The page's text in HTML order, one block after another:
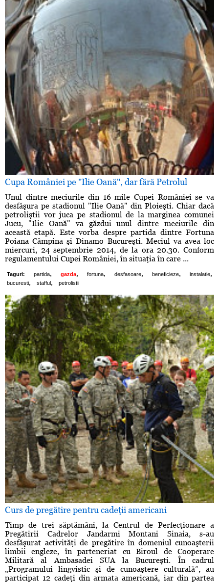
Cupa României pe "Ilie Oană", dar fără Petrolul
Unul dintre meciurile din 16 mile Cupei României se va
desfăşura pe stadionul "Ilie Oană" din Ploieşti. Chiar dacă
petroliştii vor juca pe stadionul de la marginea comunei
Jucu, "Ilie Oană" va găzdui unul dintre meciurile din
această etapă. Este vorba despre partida dintre Fortuna
Poiana Câmpina şi Dinamo Bucureşti. Meciul va avea loc
miercuri, 24 septembrie 2014, de la ora 20.30. Conform
regulamentului Cupei României, în situaţia în care ...
Taguri: partida, gazda, fortuna, desfasoare, beneficieze, instalatie,
bucuresti, stafful , petrolistii
Curs de pregătire pentru cadeţii americani
Timp de trei săptămâni, la Centrul de Perfecţionare a
Pregătirii Cadrelor Jandarmi Montani Sinaia, s-au
desfăşurat activităţi de pregătire în domeniul cunoaşterii
limbii engleze, în parteneriat cu Biroul de Cooperare
Militară al Ambasadei SUA la Bucureşti. În cadrul
„Programului lingvistic şi de cunoaştere culturală”, au
participat 12 cadeţi din armata americană, iar din partea